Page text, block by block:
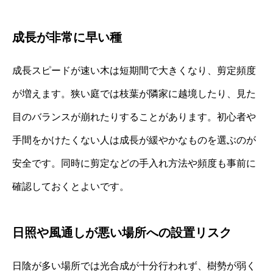
成長が非常に早い種
成長スピードが速い木は短期間で大きくなり、剪定頻度
が増えます。狭い庭では枝葉が隣家に越境したり、見た
目のバランスが崩れたりすることがあります。初心者や
手間をかけたくない人は成長が緩やかなものを選ぶのが
安全です。同時に剪定などの手入れ方法や頻度も事前に
確認しておくとよいです。
日照や風通しが悪い場所への設置リスク
日陰が多い場所では光合成が十分行われず、樹勢が弱く